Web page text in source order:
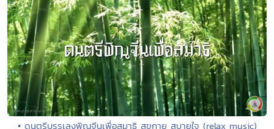
• ดนตรีบรรเลงพิณจีนเพื่อสมาธิ สุขกาย สบายใจ (relax music)